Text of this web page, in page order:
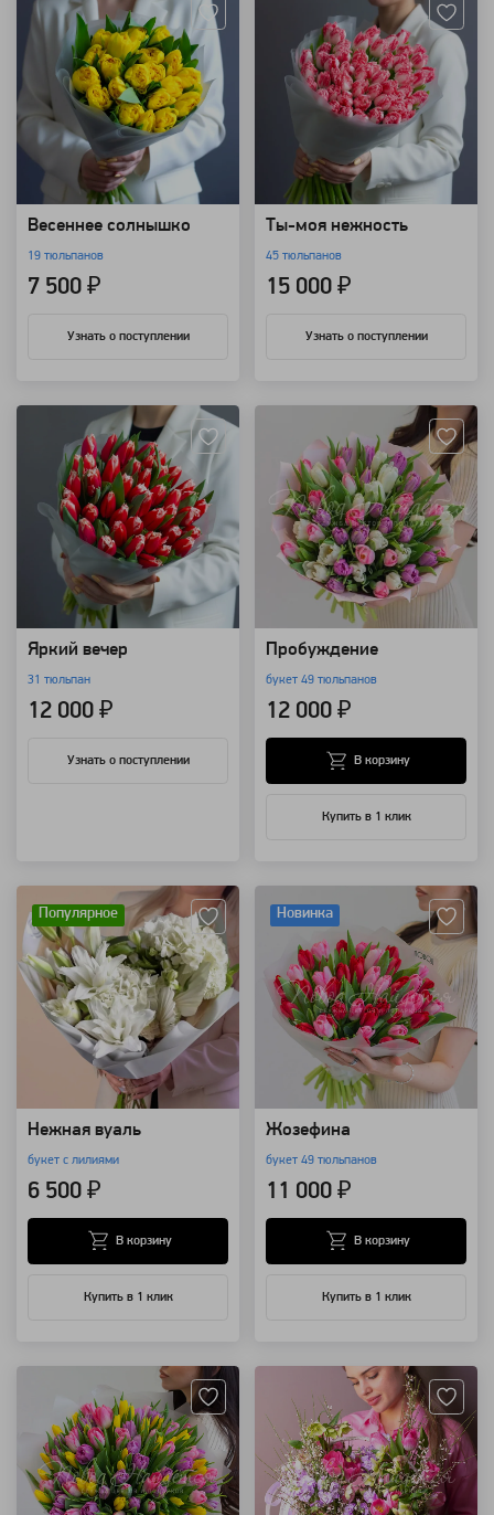
Весеннее солнышко
19 тюльпанов
7 500 ₽
Узнать о поступлении
Ты-моя нежность
45 тюльпанов
15 000 ₽
Узнать о поступлении
Яркий вечер
31 тюльпан
12 000 ₽
Узнать о поступлении
Пробуждение
букет 49 тюльпанов
12 000 ₽
Купить в 1 клик
В корзину
Популярное
Нежная вуаль
букет с лилиями
6 500 ₽
Купить в 1 клик
В корзину
Новинка
Жозефина
букет 49 тюльпанов
11 000 ₽
Купить в 1 клик
В корзину